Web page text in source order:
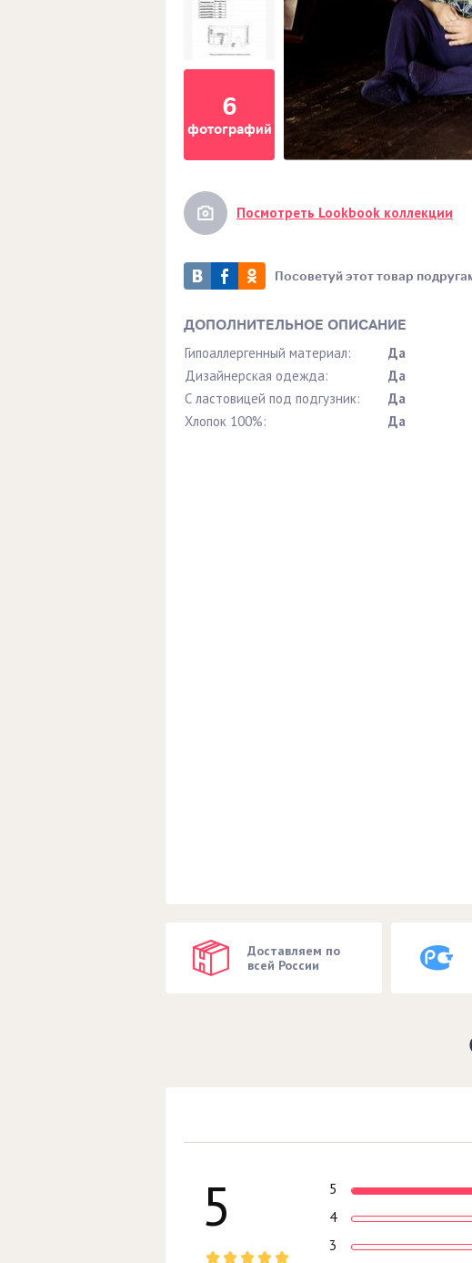
6
фотографий
Посмотреть Lookbook коллекции
Посоветуй этот товар
ДОПОЛНИТЕЛЬНОЕ ОПИСАНИЕ
Гипоаллергенный материал:
Да
Дизайнерская одежда:
Да
С ластовицей под подгузник:
Да
Хлопок 100%:
Да
Доставляем по
всей России
5 5
4
3